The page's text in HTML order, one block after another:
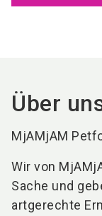
Über
MjAMjAM
Wir von
Sache und
artgerechte